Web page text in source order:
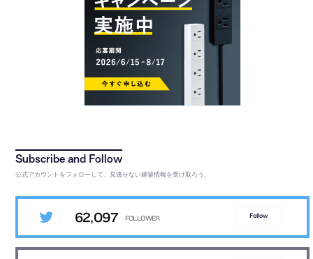
公式アカウントをフォローして、見逃せない建築情報を受け取ろう。
62,097 Follow